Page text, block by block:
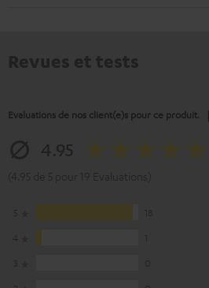
Evaluations de nos client(e)s pour ce produit.